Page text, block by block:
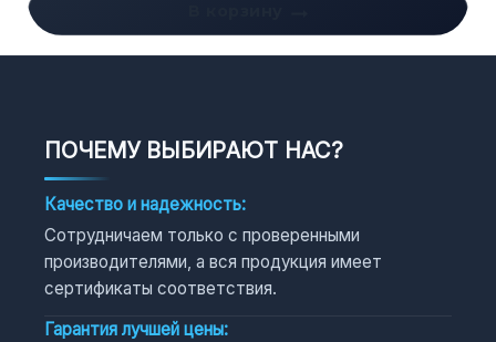
ПОЧЕМУ ВЫБИРАЮТ НАС?
Качество и надежность:
Сотрудничаем только с проверенными
производителями, а вся продукция имеет
сертификаты соответствия.
Гарантия лучшей цены: